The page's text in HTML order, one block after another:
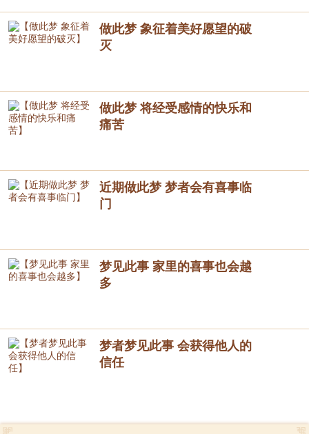
做此梦 象征着美好愿望的破
灭
做此梦 将经受感情的快乐和
痛苦
近期做此梦 梦者会有喜事临
门
梦见此事 家里的喜事也会越
多
梦者梦见此事 会获得他人的
信任